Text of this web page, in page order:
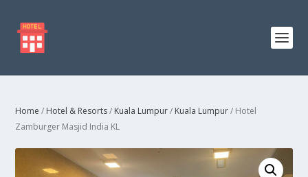
Home / Hotel & Resorts/ Kuala Lumpur/ Kuala Lumpur/ Hotel
Zamburger Masjid India KL